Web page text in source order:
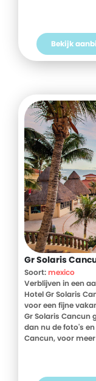
Bekijk
Gr Solaris
Soort:mexico
Verblijven in een
Hotel Gr Solaris
voor een fijne
Gr Solaris Cancun
dan nu de foto's
Cancun, voor